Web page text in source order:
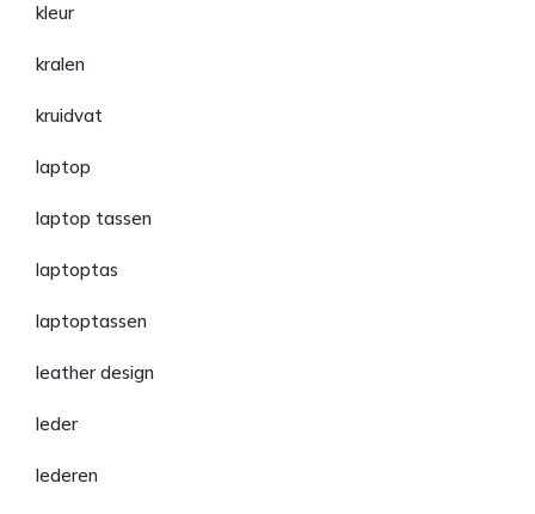
kleur
kralen
kruidvat
laptop
laptop tassen
laptoptas
laptoptassen
leather design
leder
lederen